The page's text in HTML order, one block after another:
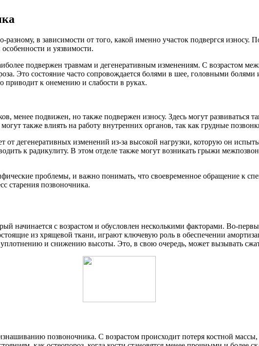
в зависимости от того, какой именно участок подвергся износу.
и уязвимости.
подвержен травмам и дегенеративным изменениям. С возрастом
Это состояние часто сопровождается болями в шее, головными
приводит к онемению и слабости в руках.
менее подвижен, но также подвержен износу. Здесь могут развиваться
также влиять на работу внутренних органов, так как грудные
от дегенеративных изменений из-за высокой нагрузки, которую он
к радикулиту. В этом отделе также могут возникать грыжи
проблемы, и важно понимать, что своевременное обращение к
старения позвоночника.
начинается с возрастом и обусловлен несколькими факторами. Во-
из хрящевой ткани, играют ключевую роль в обеспечении
и снижению высоты. Это, в свою очередь, может вызывать
позвоночника. С возрастом происходит потеря костной